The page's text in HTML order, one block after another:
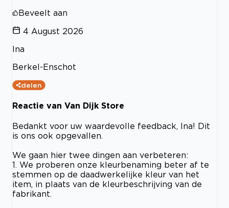
Beveelt aan
4 August 2026
Ina
Berkel-Enschot
delen
Reactie van Van Dijk Store
Bedankt voor uw waardevolle feedback, Ina! Dit
is ons ook opgevallen.
We gaan hier twee dingen aan verbeteren:
1. We proberen onze kleurbenaming beter af te
stemmen op de daadwerkelijke kleur van het
item, in plaats van de kleurbeschrijving van de
fabrikant.